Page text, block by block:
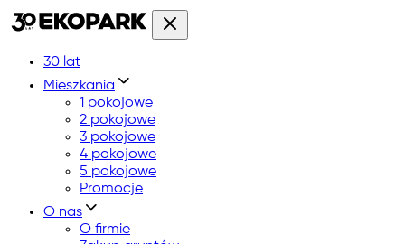
30 lat
Mieszkania
1 pokojowe
2 pokojowe
3 pokojowe
4 pokojowe
5 pokojowe
Promocje
O nas
O firmie